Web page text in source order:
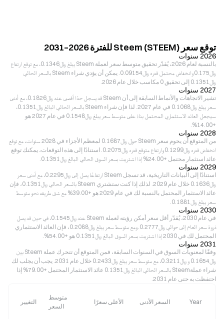
توقع سعر Steem (STEEM) للفترة 2026–2031
2026 سنوات
بالنسبة لعام 2026، يُقدّر تحقيق متوسط سعر لعملة Steem يبلغ ﷼‎0.1346، مع توقع ارتفاع
﷼‎0.175 وانخفاض محتمل قدره ﷼‎0.09154. يمكن أن يؤدي شراء Steem بالسعر الحالي
﷼‎0.1351 إلى تحقيق 0 مكاسب خلال عام 2026.
2027 سنوات
تشير الاتجاهات والأنماط السابقة إلى أن Steem قد يسجل حدًا أقصى عند ﷼‎0.1826، مع أدنى
سعر يبلغ ﷼‎0.1068 في عام 2027. لذا فإن شراء Steem بالسعر الحالي البالغ ﷼‎0.1351،
سيجعل العائد الاستثماري المحتمل بناءً على متوسط سعر يبلغ ﷼‎0.1548 في عام 2027 هو
+14.00%.
2028 سنوات
من المتوقع أن يحوم سعر Steem حول ﷼‎0.1687 لمعظم الأجزاء في 2028 سنوات، مع توقع
انخفاض قدره ﷼‎0.1299 وارتفاع متوقع قدره ﷼‎0.2075. استنادًا إلى هذه التوقعات، يمكنك توقع
عائد استثمار محتمل +24.00% إذا اشتريت بسعر السوق الحالي البالغ ﷼‎0.1351.
2029 سنوات
استنادًا إلى البيانات التاريخية، قد تسجل Steem ارتفاعًا يصل إلى ﷼‎0.2295، مع أدنى سعر
﷼‎0.1636 خلال عام 2029. لذلك إذا كنت ستشتري Steem بالسعر الحالي ﷼‎0.1351، فإن
عائد الاستثمار المحتمل بالنسبة لك في عام 2029 هو +39.00% مع شق طريقه نحو متوسط
سعر يبلغ ﷼‎0.1881.
2030 سنوات
في عام 2030، يُقدّر أقل سعر أمكن رؤيته لعملة Steem عند ﷼‎0.1545، في حين قد يصل
ذروة سعر العام إلى حوالي ﷼‎0.2777. ومع متوسط سعر يبلغ ﷼‎0.2088، فإن العائد الاستثماري
المحتمل لك في 2030 إذا اشتريت بسعر السوق البالغ ﷼‎0.1351 هو +54.00%.
2031 سنوات
وفقًا لمعنويات السوق في السنوات السابقة، فمن المتوقع أن تتحرك عملة Steem بين
﷼‎0.1654 و ﷼‎0.3211، مع متوسط سعر يبلغ ﷼‎0.2433 خلال عام 2031. يجب أن يجلب لك
شراء عملةSteem بالسعر الحالي البالغ ﷼‎0.1351 عائد الاستثمار المحتمل +79.00% إذا
احتفظت به حتى عام 2031.
Year السعر الأدنى الأعلى سعرًا
متوسط
السعر
التغيير